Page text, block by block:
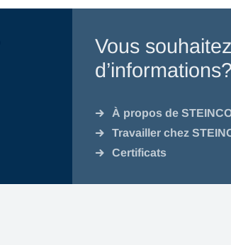
Vous
d’informations?
À propos de
Travailler chez
Certificats